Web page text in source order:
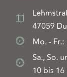
47059
Mo. -
Sa., So.
10 bis 16